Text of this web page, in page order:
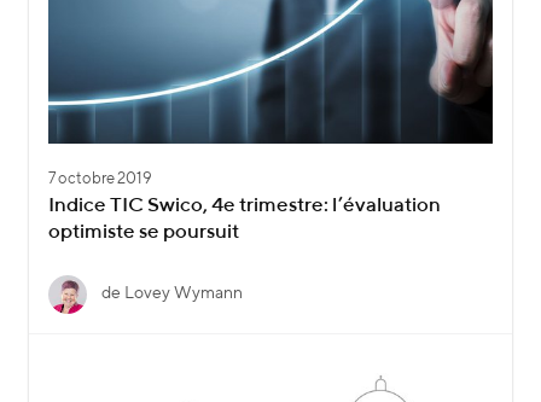
7 octobre 2019
Indice TIC Swico, 4e trimestre: l’évaluation
optimiste se poursuit
de Lovey Wymann